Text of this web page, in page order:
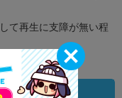
て再生に支障が無い程